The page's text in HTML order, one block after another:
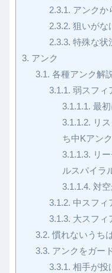
2.3.1. アンクか
2.3.2. 狙いがな
2.3.3. 特殊な状
3. アンク
3.1. 各種アンク解
3.1.1. 弱スフィ
3.1.1.1. 最
3.1.1.2. リ
ち中Kアンク
3.1.1.3. リ
ルスパイラ
3.1.1.4. 対
3.1.2. 中スフィ
3.1.3. 大スフィ
3.2. 慣れないうち
3.3. アンクをガー
3.3.1. 相手が投